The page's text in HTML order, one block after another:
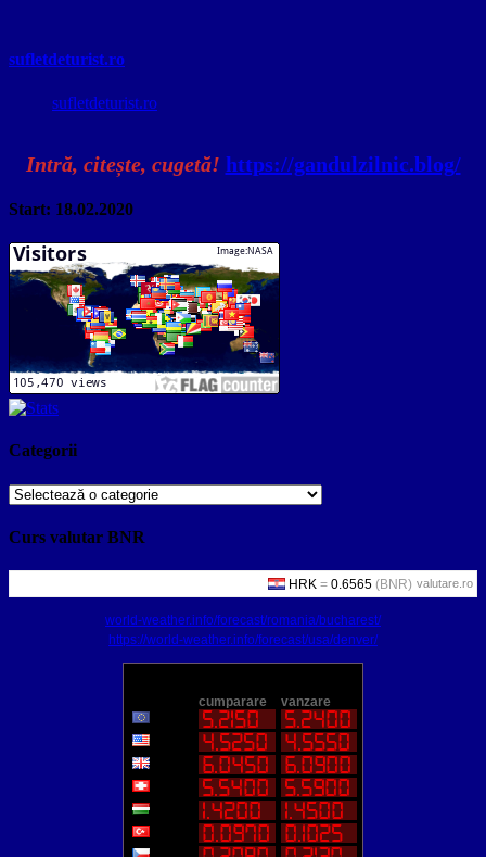
sufletdeturist.ro
sufletdeturist.ro
Intră, citește, cugetă! https://gandulzilnic.blog/
Start: 18.02.2020
Categorii
Categorii
Curs valutar BNR
valutare.ro
world-weather.info/forecast/romania/bucharest/
https://world-weather.info/forecast/usa/denver/